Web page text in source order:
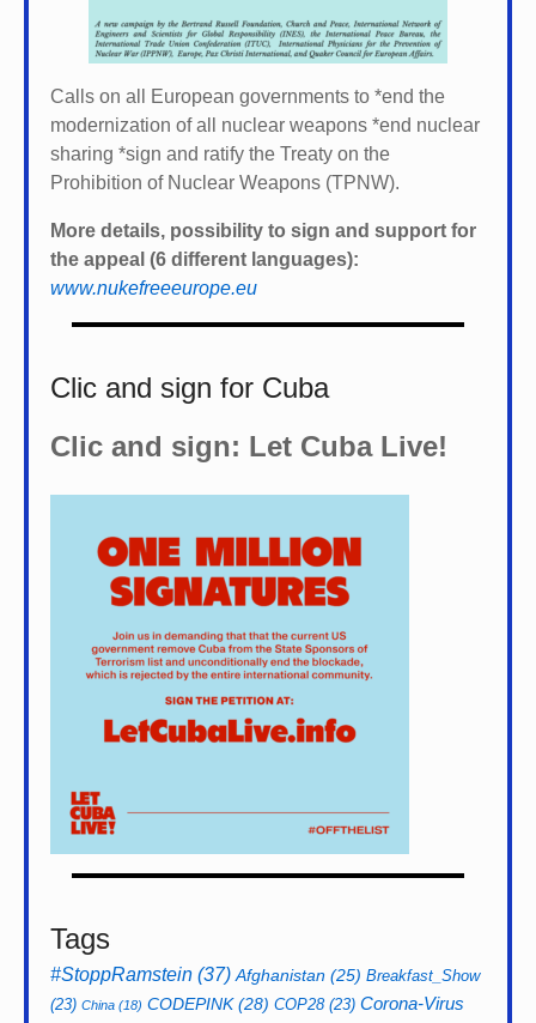
Calls on all European governments to *end the
modernization of all nuclear weapons *end nuclear
sharing *sign and ratify the Treaty on the
Prohibition of Nuclear Weapons (TPNW).
More details, possibility to sign and support for
the appeal (6 different languages):
www.nukefreeeurope.eu
Clic and sign for Cuba
Clic and sign: Let Cuba Live!
Tags
#StoppRamstein (37) Afghanistan (25) Breakfast_Show
(23) China (18) CODEPINK(28) COP28(23) Corona-Virus